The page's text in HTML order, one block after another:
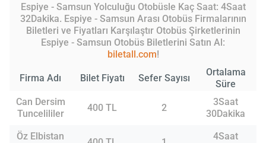
Espiye - Samsun Yolculuğu Otobüsle Kaç Saat: 4Saat
32Dakika. Espiye - Samsun Arası Otobüs Firmalarının
Biletleri ve Fiyatları Karşılaştır Otobüs Şirketlerinin
Espiye - Samsun Otobüs Biletlerini Satın Al:
biletall.com!
Firma Adı Bilet Fiyatı Sefer Sayısı
Ortalama
Süre
Can Dersim
Tuncelililer
400 TL 2
3Saat
30Dakika
Öz Elbistan
4Saat